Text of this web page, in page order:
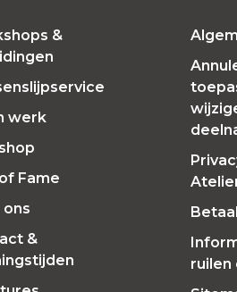
&
werk
Fame
ons
&
ruilen